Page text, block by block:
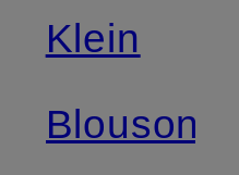
Klein
Blouson